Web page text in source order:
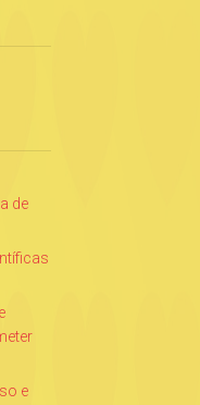
de
e